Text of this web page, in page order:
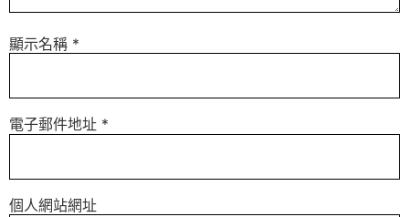
顯示名稱 *
電子郵件地址 *
個人網站網址